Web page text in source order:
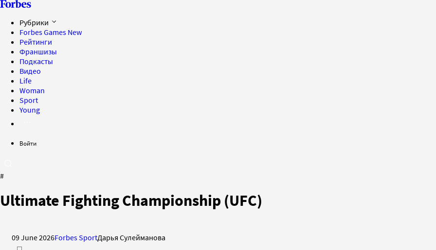
Рубрики
Forbes Games New
Рейтинги
Франшизы
Подкасты
Видео
Life
Woman
Sport
Young
Войти
#
Ultimate Fighting Championship (UFC)
09 June 2026Forbes SportДарья Сулейманова